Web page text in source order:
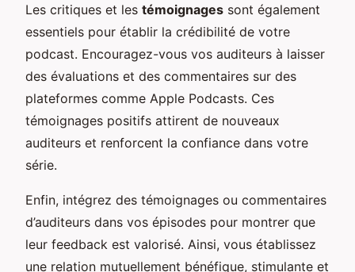
Les critiques et les témoignages sont également
essentiels pour établir la crédibilité de votre
podcast. Encouragez-vous vos auditeurs à laisser
des évaluations et des commentaires sur des
plateformes comme Apple Podcasts. Ces
témoignages positifs attirent de nouveaux
auditeurs et renforcent la confiance dans votre
série.
Enfin, intégrez des témoignages ou commentaires
d’auditeurs dans vos épisodes pour montrer que
leur feedback est valorisé. Ainsi, vous établissez
une relation mutuellement bénéfique, stimulante et